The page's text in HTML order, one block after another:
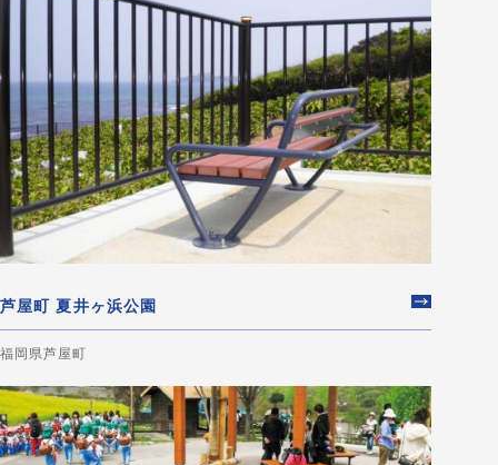
芦屋町 夏井ヶ浜公園
福岡県芦屋町